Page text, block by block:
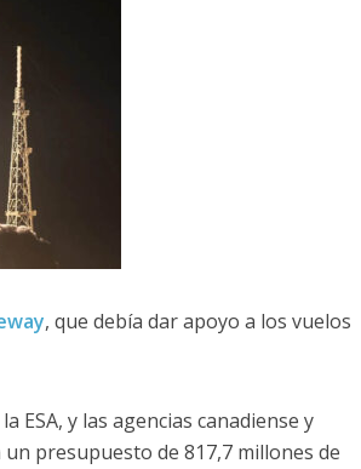
, que debía dar apoyo a los vuelos
ESA, y las agencias canadiense y
un presupuesto de 817,7 millones de